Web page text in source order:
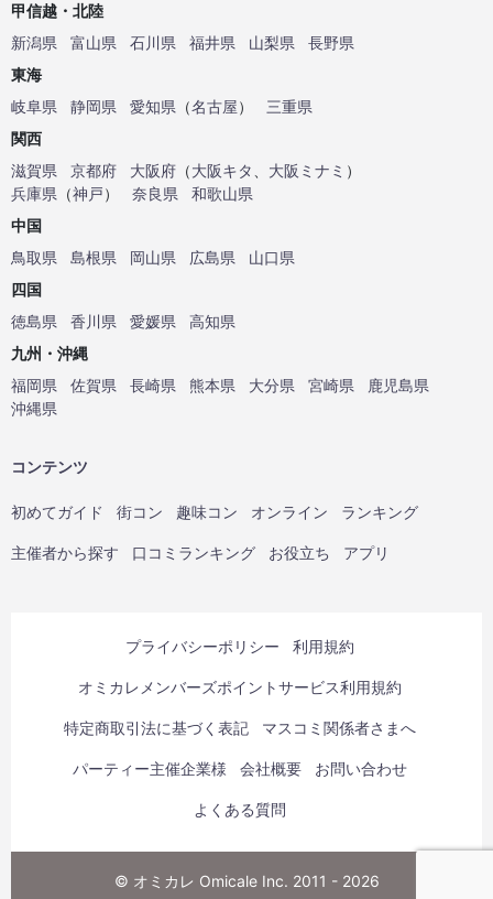
甲信越・北陸
新潟県
富山県 石川県 福井県 山梨県
長野県
東海
岐阜県
静岡県 愛知県 （名古屋）
三重県
関西
滋賀県
京都府 大阪府 （大阪キタ 大阪ミナミ ）
兵庫県 （神戸） 奈良県
和歌山県
中国
鳥取県
島根県 岡山県 広島県
山口県
四国
徳島県
香川県 愛媛県
高知県
九州・沖縄
福岡県
佐賀県 長崎県 熊本県 大分県 宮崎県
鹿児島県
沖縄県
コンテンツ
初めてガイド 街コン 趣味コン オンライン ランキング
主催者から探す 口コミランキング お役立ち アプリ
プライバシーポリシー 利用規約
オミカレメンバーズポイントサービス利用規約
特定商取引法に基づく表記 マスコミ関係者さまへ
パーティー主催企業様 会社概要 お問い合わせ
よくある質問
© オミカレ Omicale Inc. 2011 - 2026